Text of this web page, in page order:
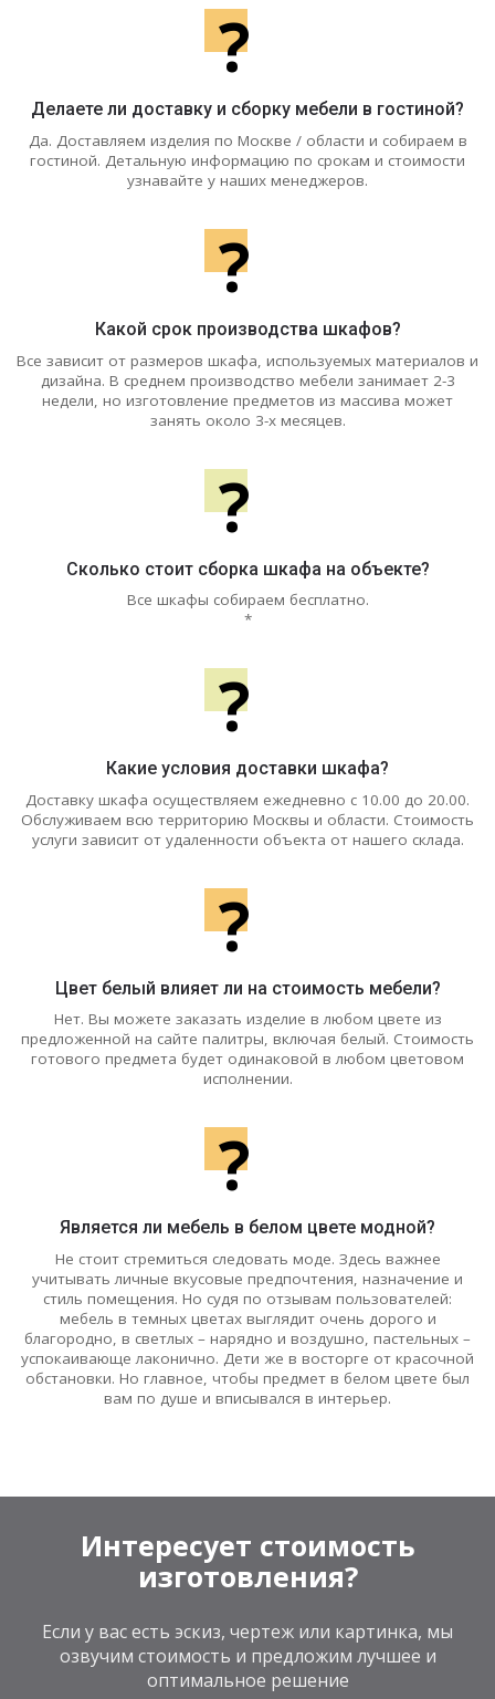
?
Делаете ли доставку и сборку мебели в гостиной?
Да. Доставляем изделия по Москве / области и собираем в
гостиной. Детальную информацию по срокам и стоимости
узнавайте у наших менеджеров.
?
Какой срок производства шкафов?
Все зависит от размеров шкафа, используемых материалов и
дизайна. В среднем производство мебели занимает 2-3
недели, но изготовление предметов из массива может
занять около 3-х месяцев.
?
Сколько стоит сборка шкафа на объекте?
Все шкафы собираем бесплатно.
*
?
Какие условия доставки шкафа?
Доставку шкафа осуществляем ежедневно с 10.00 до 20.00.
Обслуживаем всю территорию Москвы и области. Стоимость
услуги зависит от удаленности объекта от нашего склада.
?
Цвет белый влияет ли на стоимость мебели?
Нет. Вы можете заказать изделие в любом цвете из
предложенной на сайте палитры, включая белый. Стоимость
готового предмета будет одинаковой в любом цветовом
исполнении.
?
Является ли мебель в белом цвете модной?
Не стоит стремиться следовать моде. Здесь важнее
учитывать личные вкусовые предпочтения, назначение и
стиль помещения. Но судя по отзывам пользователей:
мебель в темных цветах выглядит очень дорого и
благородно, в светлых – нарядно и воздушно, пастельных –
успокаивающе лаконично. Дети же в восторге от красочной
обстановки. Но главное, чтобы предмет в белом цвете был
вам по душе и вписывался в интерьер.
Интересует стоимость
изготовления?
Если у вас есть эскиз, чертеж или картинка, мы
озвучим стоимость и предложим лучшее и
оптимальное решение